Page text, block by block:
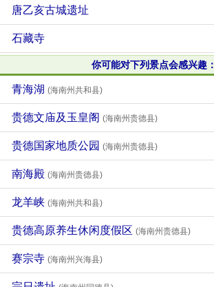
唐乙亥古城遗址
石藏寺
你可能对下列景点会感兴趣：
青海湖 (海南州共和县)
贵德文庙及玉皇阁 (海南州贵德县)
贵德国家地质公园 (海南州贵德县)
南海殿 (海南州贵德县)
龙羊峡 (海南州共和县)
贵德高原养生休闲度假区 (海南州贵德县)
赛宗寺 (海南州兴海县)